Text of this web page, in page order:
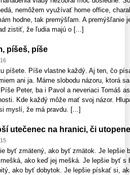
nemôžem využívať home office,
hodne, tak premýšľam. A premýšľanie
zistiť, že ľudia majú o [...]
píšeš, píše
píšete. Píše vlastne každý. Aj ten, čo
ani ja. Máme slobodu názoru, ktorá
Peter, ba i Pavol a neveriaci Tomáš
Kde každý môže mať svoj názor.
myslí, že má pravdu. [...]
utečenec na hranici, či
byť zmätený, ako byť zmätok. Je lepšie
ako keď jej mešká. Je lepšie byť s
ako byť dobytok. Je lepšie pískať si,